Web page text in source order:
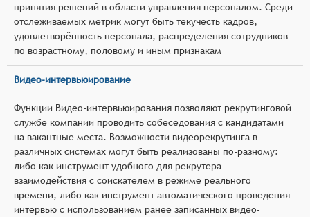
принятия решений в области управления персоналом. Среди
отслеживаемых метрик могут быть текучесть кадров,
удовлетворённость персонала, распределения сотрудников
по возрастному, половому и иным признакам
Видео-интервьюирование
Функции Видео-интервьюирования позволяют рекрутинговой
службе компании проводить собеседования с кандидатами
на вакантные места. Возможности видеорекрутинга в
различных системах могут быть реализованы по-разному:
либо как инструмент удобного для рекрутера
взаимодействия с соискателем в режиме реального
времени, либо как инструмент автоматического проведения
интервью с использованием ранее записанных видео-